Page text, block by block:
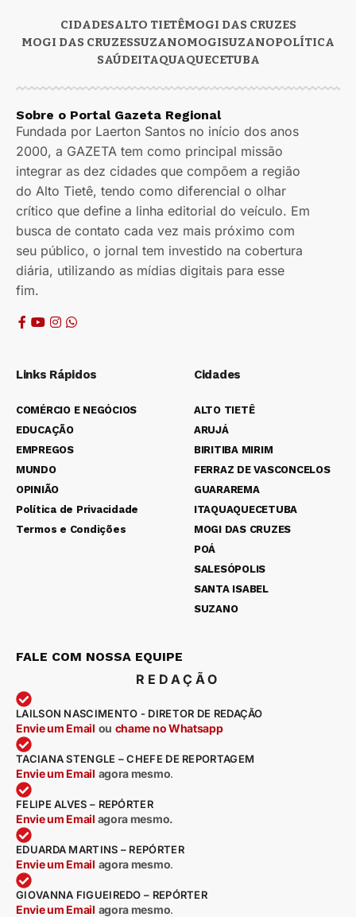
CIDADESALTO TIETÊMOGI DAS CRUZES
MOGI DAS CRUZESSUZANOMOGISUZANOPOLÍTICA
SAÚDEITAQUAQUECETUBA
Sobre o Portal Gazeta Regional
Fundada por Laerton Santos no início dos anos
2000, a GAZETA tem como principal missão
integrar as dez cidades que compõem a região
do Alto Tietê, tendo como diferencial o olhar
crítico que define a linha editorial do veículo. Em
busca de contato cada vez mais próximo com
seu público, o jornal tem investido na cobertura
diária, utilizando as mídias digitais para esse
fim.
Links Rápidos
COMÉRCIO E NEGÓCIOS
EDUCAÇÃO
EMPREGOS
MUNDO
OPINIÃO
Política de Privacidade
Termos e Condições
Cidades
ALTO TIETÊ
ARUJÁ
BIRITIBA MIRIM
FERRAZ DE VASCONCELOS
GUARAREMA
ITAQUAQUECETUBA
MOGI DAS CRUZES
POÁ
SALESÓPOLIS
SANTA ISABEL
SUZANO
FALE COM NOSSA EQUIPE
REDAÇÃO
LAILSON NASCIMENTO - DIRETOR DE REDAÇÃO
Envie um Email ou chame no Whatsapp
TACIANA STENGLE – CHEFE DE REPORTAGEM
Envie um Email agora mesmo.
FELIPE ALVES – REPÓRTER
Envie um Email agora mesmo.
EDUARDA MARTINS – REPÓRTER
Envie um Email agora mesmo.
GIOVANNA FIGUEIREDO – REPÓRTER
Envie um Email agora mesmo.